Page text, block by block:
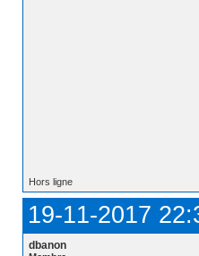
Hors ligne
19-11-2017
dbanon